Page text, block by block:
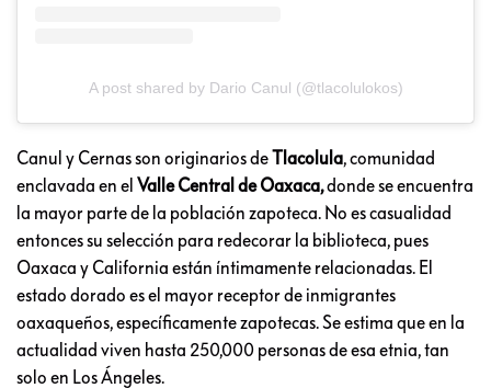
A post shared by Dario Canul (@tlacolulokos)
Canul y Cernas son originarios deTlacolula, comunidad
enclavada en el Valle Central de Oaxaca,donde se encuentra
la mayor parte de la población zapoteca. No es casualidad
entonces su selección para redecorar la biblioteca, pues
Oaxaca y California están íntimamente relacionadas. El
estado dorado es el mayor receptor de inmigrantes
oaxaqueños, específicamente zapotecas. Se estima que en la
actualidad viven hasta 250,000 personas de esa etnia, tan
solo en Los Ángeles.